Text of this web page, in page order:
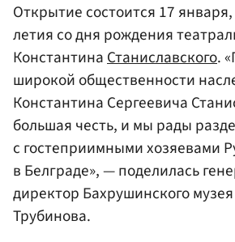
Открытие состоится 17
летия со дня рождения
КонстантинаСтаниславского.
широкой общественности
Константина Сергеевича
большая честь, и мы рады
с гостеприимными хозяевами
в Белграде», — поделилась
директор Бахрушинского
Трубинова.